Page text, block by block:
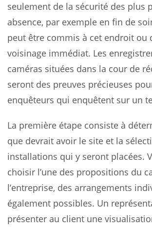
seulement de la sécurité des plus
absence, par exemple en fin de
peut être commis à cet endroit ou
voisinage immédiat. Les
caméras situées dans la cour de
seront des preuves précieuses
enquêteurs qui enquêtent sur un
La première étape consiste à
que devrait avoir le site et la
installations qui y seront placées.
choisir l’une des propositions du
l’entreprise, des arrangements
également possibles. Un
présenter au client une